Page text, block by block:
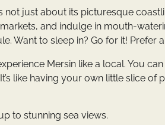
just about its picturesque
and indulge in mouth-
Want to sleep in? Go for it! Prefer
Mersin like a local. You
like having your own little slice
to stunning sea views.